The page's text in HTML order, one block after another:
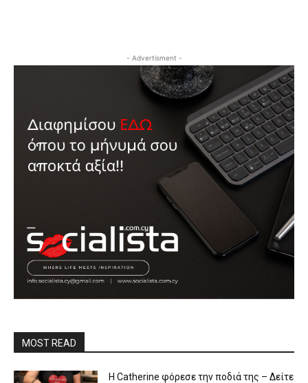
- Advertisment -
MOST READ
Η Catherine φόρεσε την ποδιά της – Δείτε